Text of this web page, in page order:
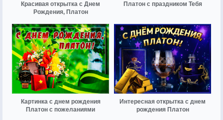
Красивая открытка с Днем
Рождения, Платон
Платон с праздником Тебя
Картинка с днем рождения
Платон с пожеланиями
Интересная открытка с днем
рождения Платон